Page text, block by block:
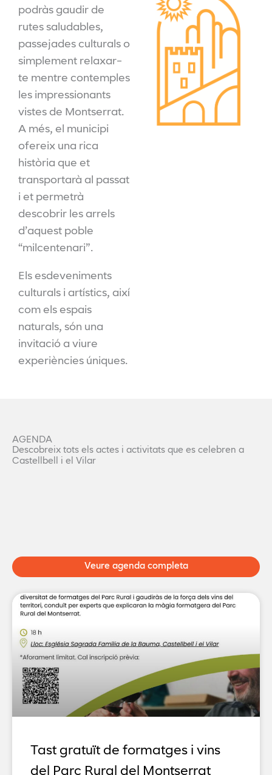
podràs gaudir de
rutes saludables,
passejades culturals o
simplement relaxar-
te mentre contemples
les impressionants
vistes de Montserrat.
A més, el municipi
ofereix una rica
història que et
transportarà al passat
i et permetrà
descobrir les arrels
d’aquest poble
“milcentenari”.
Els esdeveniments
culturals i artístics, així
com els espais
naturals, són una
invitació a viure
experiències úniques.
AGENDA
Descobreix tots els actes i activitats que es celebren a
Castellbell i el Vilar
Veure agenda completa
Tast gratuït de formatges i vins
del Parc Rural del Montserrat